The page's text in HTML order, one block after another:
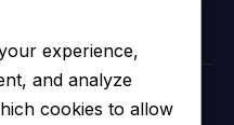
Memang Ada, atau Kita
experience,
and analyze
cookies to allow